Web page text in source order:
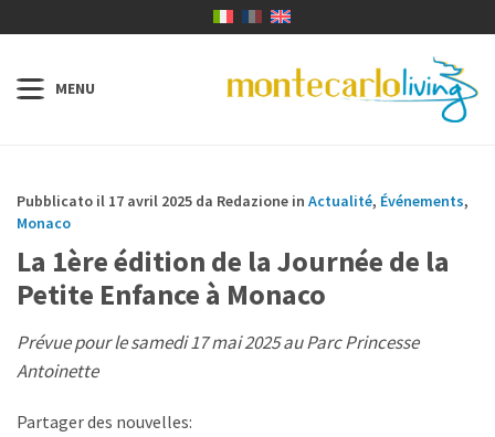
Pubblicato il 17 avril 2025 da Redazione in Actualité, Événements,
Monaco
La 1ère édition de la Journée de la
Petite Enfance à Monaco
Prévue pour le samedi 17 mai 2025 au Parc Princesse
Antoinette
Partager des nouvelles: